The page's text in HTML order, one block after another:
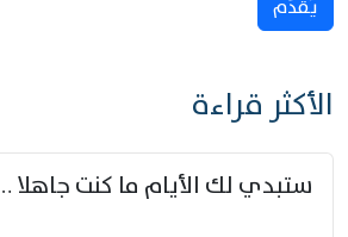
يُقدِّم
الأكثر قراءة